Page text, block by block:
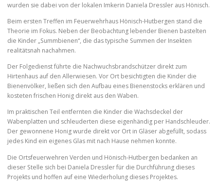
wurden sie dabei von der lokalen Imkerin Daniela Dressler aus Hönisch.
​Beim ersten Treffen im Feuerwehrhaus Hönisch-Hutbergen stand die
Theorie im Fokus. Neben der Beobachtung lebender Bienen bastelten
die Kinder „Summbienen“, die das typische Summen der Insekten
realitätsnah nachahmen.
​Der Folgedienst führte die Nachwuchsbrandschützer direkt zum
Hirtenhaus auf den Allerwiesen. Vor Ort besichtigten die Kinder die
Bienenvölker, ließen sich den Aufbau eines Bienenstocks erklären und
kosteten frischen Honig direkt aus den Waben.
​Im praktischen Teil entfernten die Kinder die Wachsdeckel der
Wabenplatten und schleuderten diese eigenhändig per Handschleuder.
Der gewonnene Honig wurde direkt vor Ort in Gläser abgefüllt, sodass
jedes Kind ein eigenes Glas mit nach Hause nehmen konnte.
​Die Ortsfeuerwehren Verden und Hönisch-Hutbergen bedanken an
dieser Stelle sich bei Daniela Dressler für die Durchführung dieses
Projekts und hoffen auf eine Wiederholung dieses Projektes.